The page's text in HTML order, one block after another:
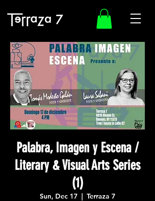
Palabra, Imagen y Escena /
Literary & Visual Arts Series
(1)
Sun, Dec 17
  |
Terraza 7